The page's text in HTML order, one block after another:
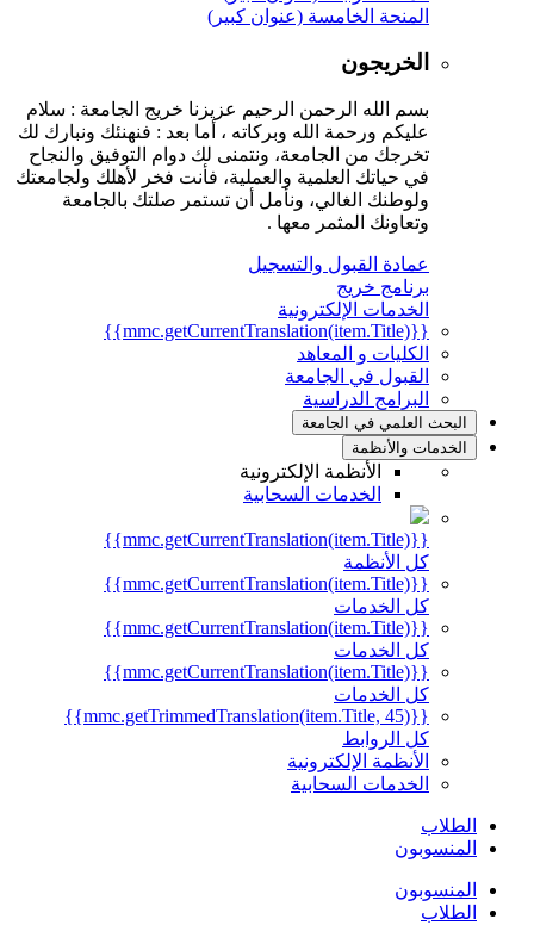
المنحة الخامسة (عنوان كبير)
الخريجون
بسم الله الرحمن الرحيم عزيزنا خريج الجامعة : سلام
عليكم ورحمة الله وبركاته ، أما بعد : فنهنئك ونبارك لك
تخرجك من الجامعة، ونتمنى لك دوام التوفيق والنجاح
في حياتك العلمية والعملية، فأنت فخر لأهلك ولجامعتك
ولوطنك الغالي، ونأمل أن تستمر صلتك بالجامعة
وتعاونك المثمر معها .
عمادة القبول والتسجيل
برنامج خريج
الخدمات الإلكترونية
{{mmc.getCurrentTranslation(item.Title)}}
الكليات و المعاهد
القبول في الجامعة
البرامج الدراسية
البحث العلمي في الجامعة
الخدمات والأنظمة
الأنظمة الإلكترونية
الخدمات السحابية
{{mmc.getCurrentTranslation(item.Title)}}
كل الأنظمة
{{mmc.getCurrentTranslation(item.Title)}}
كل الخدمات
{{mmc.getCurrentTranslation(item.Title)}}
كل الخدمات
{{mmc.getCurrentTranslation(item.Title)}}
كل الخدمات
{{mmc.getTrimmedTranslation(item.Title, 45)}}
كل الروابط
الأنظمة الإلكترونية
الخدمات السحابية
الطلاب
المنسوبون
المنسوبون
الطلاب